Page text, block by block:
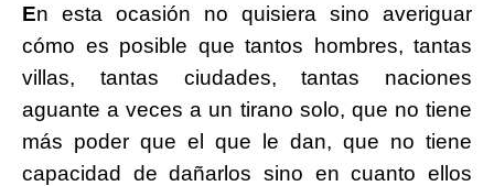
En esta ocasión no quisiera sino averiguar
cómo es posible que tantos hombres, tantas
villas, tantas ciudades, tantas naciones
aguante a veces a un tirano solo, que no tiene
más poder que el que le dan, que no tiene
capacidad de dañarlos sino en cuanto ellos